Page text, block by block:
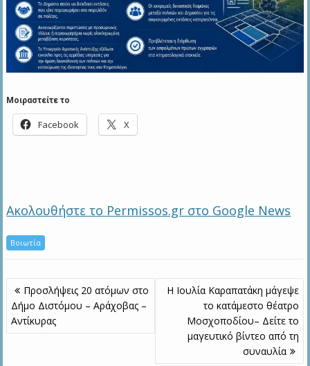
Μοιραστείτε το
Facebook X
Ακολουθήστε το Permissos.gr στο Google News
Βοιωτία
Πλοήγηση
άρθρων
Προσλήψεις 20 ατόμων στο
Δήμο Διστόμου – Αράχοβας –
Αντίκυρας
Η Ιουλία Καραπατάκη μάγεψε
το κατάμεστο θέατρο
Μοσχοποδίου– Δείτε το
μαγευτικό βίντεο από τη
συναυλία